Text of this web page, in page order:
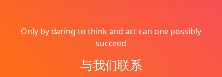
Only by daring to think and act can one possibly
succeed
与我们联系